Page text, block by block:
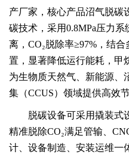
产厂家，核心产品沼气脱碳
碳技术，采用0.8MPa压力系
离，CO₂脱除率≥97%，结
置，显著降低运行能耗，甲
为生物质天然气、新能源、
集（CCUS）领域提供高效
脱碳设备可采用撬装式
精准脱除CO₂满足管输、
计、设备制造、安装运维一